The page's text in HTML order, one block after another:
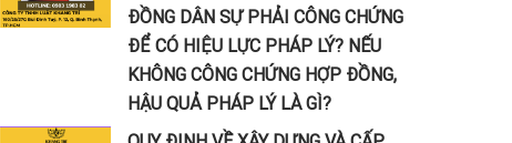
ĐỒNG DÂN SỰ PHẢI CÔNG CHỨNG
ĐỂ CÓ HIỆU LỰC PHÁP LÝ? NẾU
KHÔNG CÔNG CHỨNG HỢP ĐỒNG,
HẬU QUẢ PHÁP LÝ LÀ GÌ?